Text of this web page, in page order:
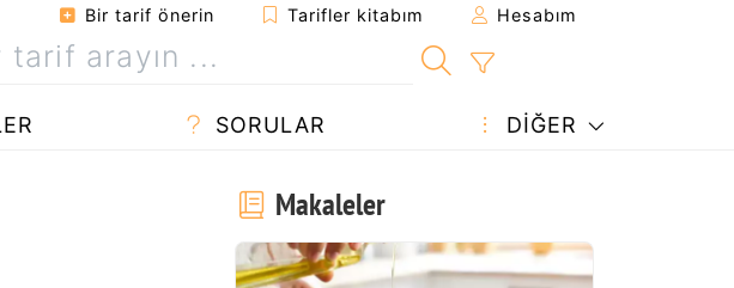
Bir tarif önerin Tarifler kitabım Hesabım
SORULAR DIĞER
Makaleler